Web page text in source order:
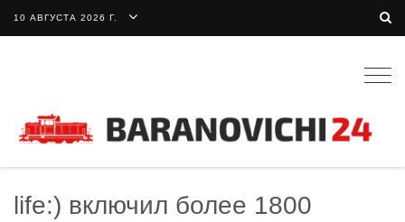
10 АВГУСТА 2026 Г.
life:) включил более 1800